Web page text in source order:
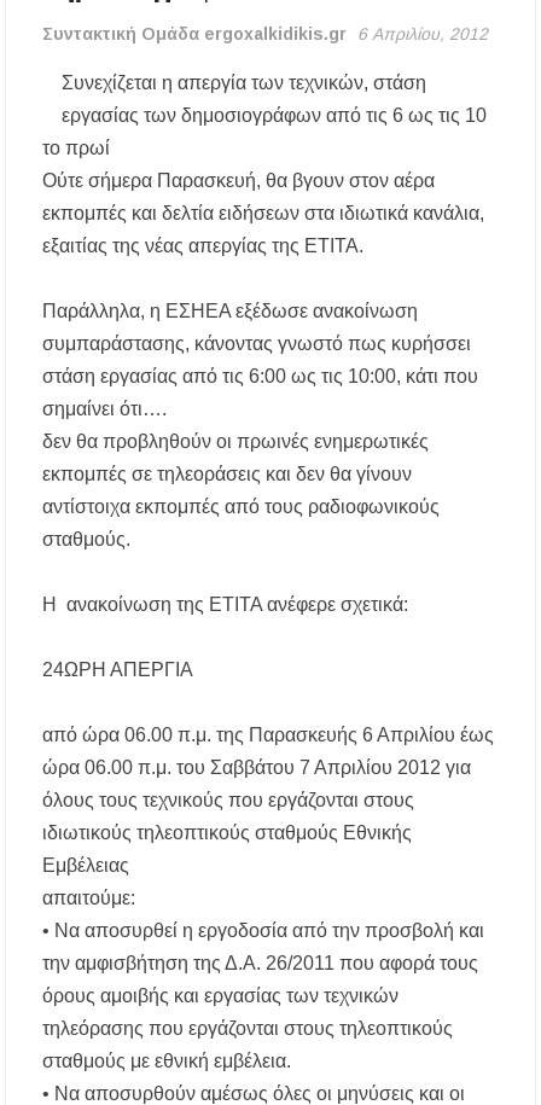
ΑΝ.ΕΤ.ΧΑ.: Παρατείνεται η προθεσμία
υποβολής προτάσεων στο πλαίσιο του LEADER
Χαλκιδική: Διάσωση 49χρονης Γερμανίδας σε
δύσβατο σημείο στη Συκιά
Έλεγχοι σε παραλίες της Χαλκιδικής:
Σφραγίστηκαν πέντε επιχειρήσεις στην
Χαλκιδική: Νεκρός 68χρονος λουόμενος στην
παραλία της Νέας Ποτίδαιας
Χαλκιδική: Πρωταθλήτρια στις καταγγελίες
για παραλίες – Σφραγίσεις και πρόστιμα μετά
τους ελέγχους
Εγκρίθηκε η λειτουργία τμήματος της Σ.Α.Ε.Κ.
διεκδίκησης του Δήμου Πολυγύρου
Η ΕΥΑΘ επεκτείνεται στη Χαλκιδική – Τι
Διακοπές ρεύματος σε περιοχές της Χαλκιδικής
– Πότε και πού θα σημειωθούν
Νέες χρηματοδοτήσεις από το Πράσινο Ταμείο
για δήμους της Κεντρικής Μακεδονίας
Με λαμπρότητα πραγματοποιήθηκε η
πανήγυρη του Παρεκκλησίου Μεταμορφώσεως
του Σωτήρος στην Παραλία Διονυσίου
Έρευνα απαντάει: Πόσο χρόνο κερδίζουμε
υπερβαίνοντας το όριο ταχύτητας;
Συντακτική Ομάδα ergoxalkidikis.gr 6 Απριλίου, 2012
Συνεχίζεται η απεργία των τεχνικών, στάση
εργασίαςτων δημοσιογράφων από τις 6 ως τις 10
το πρωί
Oύτε σήμερα Παρασκευή, θα βγουν στον αέρα
εκπομπές και δελτία ειδήσεων στα ιδιωτικά κανάλια,
εξαιτίας της νέας απεργίας της ΕΤΙΤΑ.
Παράλληλα, η ΕΣΗΕΑ εξέδωσε ανακοίνωση
συμπαράστασης, κάνοντας γνωστό πως κυρήσσει
στάση εργασίας από τις 6:00 ως τις 10:00, κάτι που
σημαίνει ότι….
δεν θα προβληθούν οι πρωινές ενημερωτικές
εκπομπές σε τηλεοράσεις και δεν θα γίνουν
αντίστοιχα εκπομπές από τους ραδιοφωνικούς
σταθμούς.
H ανακοίνωση της ΕΤΙΤΑ ανέφερε σχετικά:
24ΩΡΗ ΑΠΕΡΓΙΑ
από ώρα 06.00 π.μ. της Παρασκευής 6 Απριλίου έως
ώρα 06.00 π.μ. του Σαββάτου 7 Απριλίου 2012 για
όλους τους τεχνικούς που εργάζονται στους
ιδιωτικούς τηλεοπτικούς σταθμούς Εθνικής
Εμβέλειας
απαιτούμε:
• Να αποσυρθεί η εργοδοσία από την προσβολή και
την αμφισβήτηση της Δ.Α. 26/2011 που αφορά τους
όρους αμοιβής και εργασίας των τεχνικών
τηλεόρασης που εργάζονται στους τηλεοπτικούς
σταθμούς με εθνική εμβέλεια.
• Να αποσυρθούν αμέσως όλες οι μηνύσεις και οι